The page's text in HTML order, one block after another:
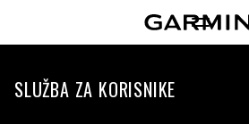
SLUŽBA ZA KORISNIKE